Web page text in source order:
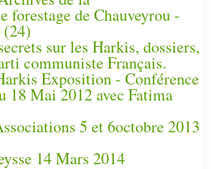
forestage de Chauveyrou -
sur les Harkis, dossiers,
communiste Français.
Exposition - Conférence
18 Mai 2012 avec Fatima
5 et 6octobre 2013
14 Mars 2014